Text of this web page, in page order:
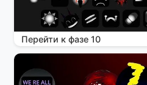
Перейти к фазе 10